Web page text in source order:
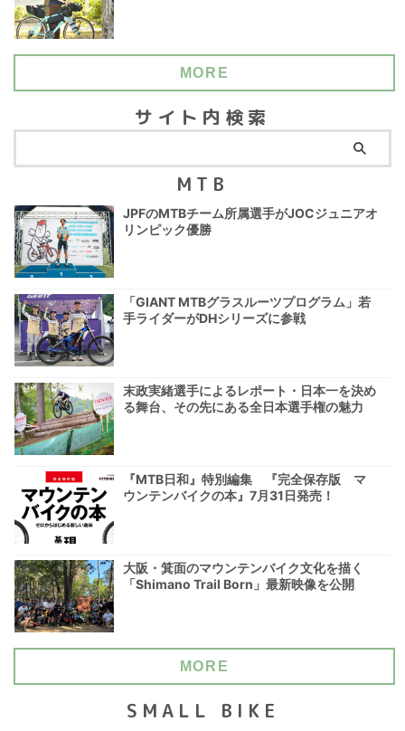
MORE
サイト内検索
MTB
JPFのMTBチーム所属選手がJOCジュニアオ
リンピック優勝
「GIANT MTBグラスルーツプログラム」若
手ライダーがDHシリーズに参戦
末政実緒選手によるレポート・日本一を決め
る舞台、その先にある全日本選手権の魅力
『MTB日和』特別編集 『完全保存版 マ
ウンテンバイクの本』7月31日発売！
大阪・箕面のマウンテンバイク文化を描く
「Shimano Trail Born」最新映像を公開
MORE
SMALL BIKE